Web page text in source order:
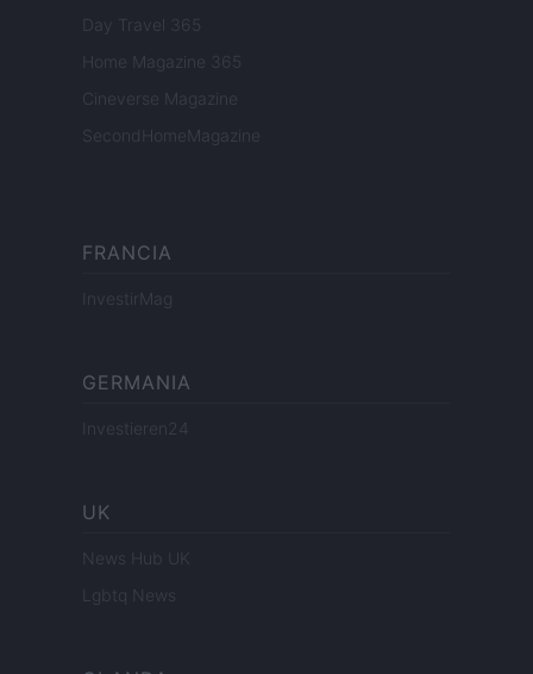
Day Travel 365
Home Magazine 365
Cineverse Magazine
SecondHomeMagazine
FRANCIA
InvestirMag
GERMANIA
Investieren24
UK
News Hub UK
Lgbtq News